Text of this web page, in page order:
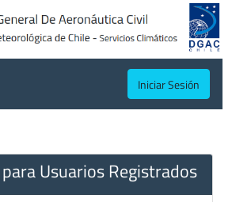
Iniciar Sesión
Usuarios Registrados